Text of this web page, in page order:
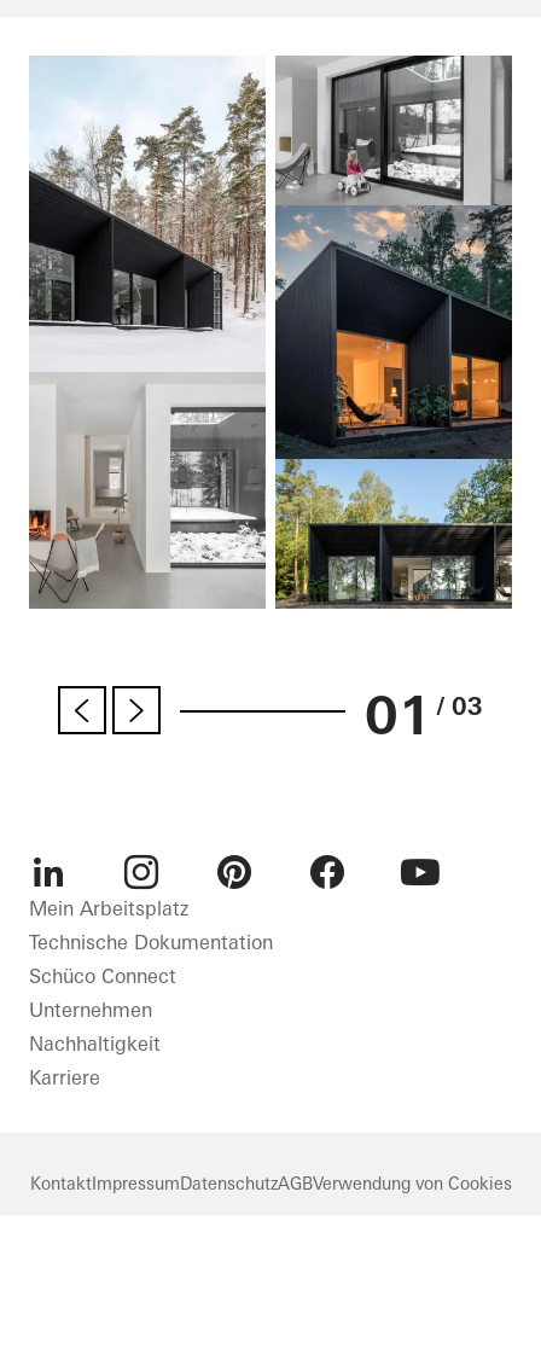
01 / 03
LinkedIn Instagram
Mein Arbeitsplatz
Technische Dokumentation
Schüco Connect
Unternehmen
Nachhaltigkeit
Karriere
KontaktImpressumDatenschutzAGBVerwendung von Cookies